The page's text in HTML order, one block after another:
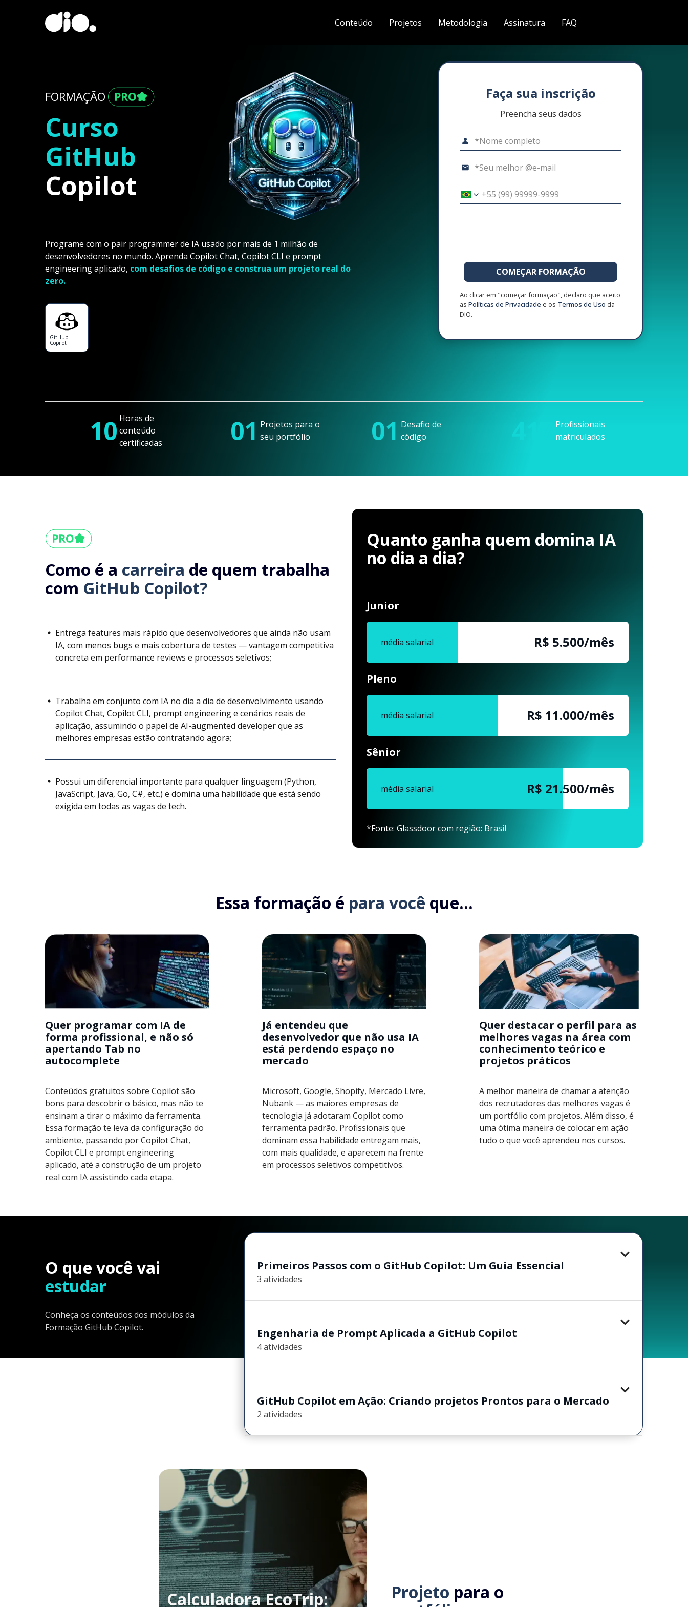
Conteúdo Projetos Metodologia Assinatura FAQ
FORMAÇÃO
Curso
GitHub
Copilot
Programe com o pair programmer de IA usado por mais de 1 milhão de
desenvolvedores no mundo. Aprenda Copilot Chat, Copilot CLI e prompt
engineering aplicado, com desafios de código e construa um projeto real do
zero.
GitHub
Copilot
Faça sua inscrição
Preencha seus dados
COMEÇAR FORMAÇÃO
Ao clicar em "começar formação", declaro que aceito
as Políticas de Privacidade e os Termos de Uso da
DIO.
10 Horas de
conteúdo
certificadas
01 Projetos para o
seu portfólio
01 Desafio de
código
Profissionais
matriculados
Como é a carreira de quem trabalha
com GitHub Copilot?
Entrega features mais rápido que desenvolvedores que ainda não usam
IA, com menos bugs e mais cobertura de testes — vantagem competitiva
concreta em performance reviews e processos seletivos;
Trabalha em conjunto com IA no dia a dia de desenvolvimento usando
Copilot Chat, Copilot CLI, prompt engineering e cenários reais de
aplicação, assumindo o papel de AI-augmented developer que as
melhores empresas estão contratando agora;
Possui um diferencial importante para qualquer linguagem (Python,
JavaScript, Java, Go, C#, etc.) e domina uma habilidade que está sendo
exigida em todas as vagas de tech.
Quanto ganha quem domina IA
no dia a dia?
Junior
média salarial R$ 5.500/mês
Pleno
média salarial R$ 11.000/mês
Sênior
média salarial R$ 21.500/mês
*Fonte: Glassdoor com região: Brasil
Essa formação é para você que...
Quer programar com IA de
forma profissional, e não só
apertando Tab no
autocomplete
Conteúdos gratuitos sobre Copilot são
bons para descobrir o básico, mas não te
ensinam a tirar o máximo da ferramenta.
Essa formação te leva da configuração do
ambiente, passando por Copilot Chat,
Copilot CLI e prompt engineering
aplicado, até a construção de um projeto
real com IA assistindo cada etapa.
Já entendeu que
desenvolvedor que não usa IA
está perdendo espaço no
mercado
Microsoft, Google, Shopify, Mercado Livre,
Nubank — as maiores empresas de
tecnologia já adotaram Copilot como
ferramenta padrão. Profissionais que
dominam essa habilidade entregam mais,
com mais qualidade, e aparecem na frente
em processos seletivos competitivos.
Quer destacar o perfil para as
melhores vagas na área com
conhecimento teórico e
projetos práticos
A melhor maneira de chamar a atenção
dos recrutadores das melhores vagas é
um portfólio com projetos. Além disso, é
uma ótima maneira de colocar em ação
tudo o que você aprendeu nos cursos.
O que você vai
estudar
Conheça os conteúdos dos módulos da
Formação GitHub Copilot.
Primeiros Passos com o GitHub Copilot: Um Guia Essencial
3 atividades
Engenharia de Prompt Aplicada a GitHub Copilot
4 atividades
GitHub Copilot em Ação: Criando projetos Prontos para o Mercado
2 atividades
Projeto para o
Calculadora EcoTrip: